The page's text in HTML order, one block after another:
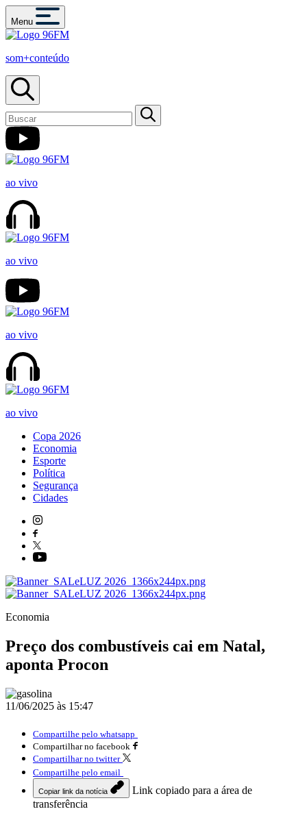
Menu
som+conteúdo
ao vivo
ao vivo
ao vivo
ao vivo
Copa 2026
Economia
Esporte
Política
Segurança
Cidades
Economia
Preço dos combustíveis cai em Natal,
aponta Procon
11/06/2025 às 15:47
Compartilhe pelo whatsapp
Compartilhar no facebook
Compartilhar no twitter
Compartilhe pelo email
Copiar link da notícia
Link copiado para a área de
transferência